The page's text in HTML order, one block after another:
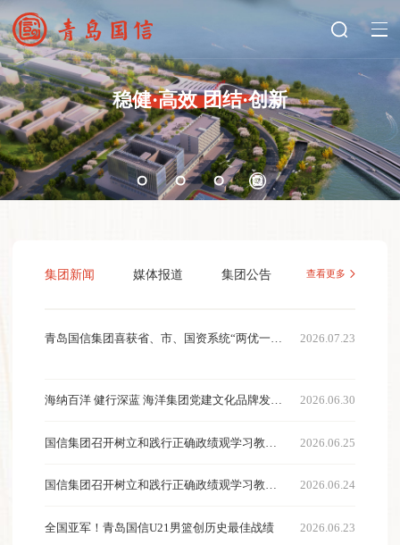
稳健·高效 团结·创新
集团新闻 媒体报道 集团公告 查看更多
青岛国信集团喜获省、市、国资系统“两优一
2026.07.23
海纳百洋 健行深蓝 海洋集团党建文化品牌发布
2026.06.30
国信集团召开树立和践行正确政绩观学习教育
2026.06.25
国信集团召开树立和践行正确政绩观学习教育
2026.06.24
全国亚军！青岛国信U21男篮创历史最佳战绩 2026.06.23